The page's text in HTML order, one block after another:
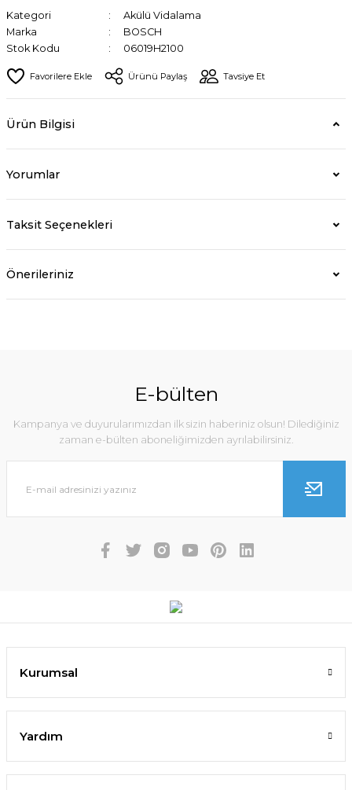
Kategori
Akülü Vidalama
Marka
BOSCH
Stok Kodu
06019H2100
Ürünü Paylaş Tavsiye Et
Ürün Bilgisi
Yorumlar
Taksit Seçenekleri
Önerileriniz
E-bülten
Kampanya ve duyurularımızdan ilk sizin haberiniz olsun! Dilediğiniz
zaman e-bülten aboneliğimizden ayrılabilirsiniz.
Kurumsal
Yardım